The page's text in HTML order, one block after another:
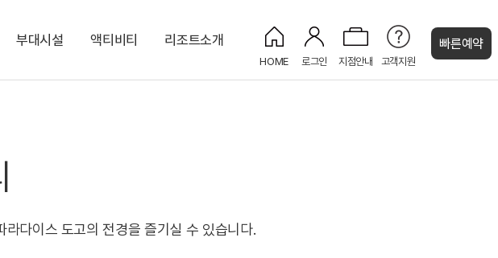
부대시설 액티비티 리조트소개
HOME 로그인 지점안내 고객지원
빠른예약
다이스 도고의 전경을 즐기실 수 있습니다.